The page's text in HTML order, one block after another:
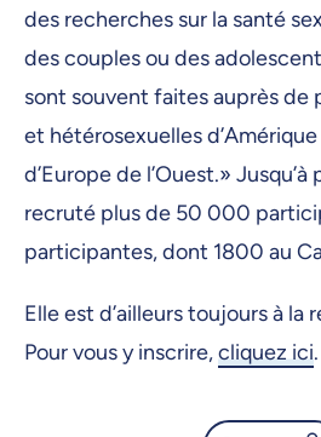
des recherches sur la santé
des couples ou des
sont souvent faites auprès de
et hétérosexuelles
d’Europe de l’Ouest.» Jusqu’à
recruté plus de 50 000
participantes, dont 1800 au
Elle est d’ailleurs toujours à la
Pour vous y inscrire,cliquez ici.